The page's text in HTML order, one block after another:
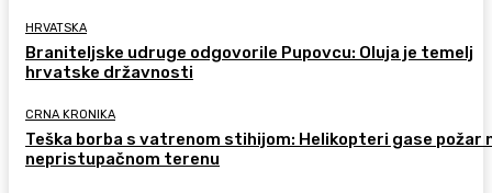
HRVATSKA
Braniteljske udruge odgovorile Pupovcu: Oluja je temelj
hrvatske državnosti
CRNA KRONIKA
Teška borba s vatrenom stihijom: Helikopteri gase požar
nepristupačnom terenu